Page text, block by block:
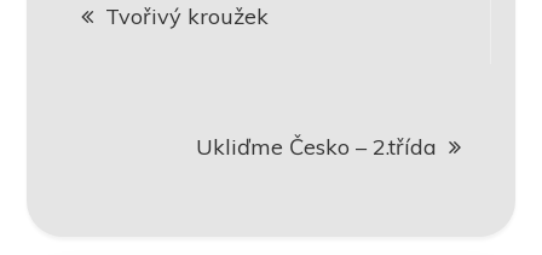
pro Tvořivý kroužek
Ukliďme Česko – 2.třída